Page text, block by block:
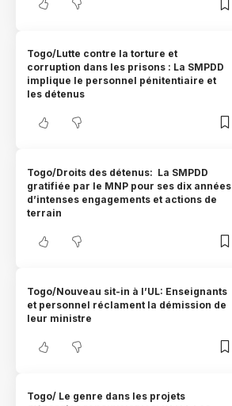
Togo/Lutte contre la torture et
corruption dans les prisons : La SMPDD
implique le personnel pénitentiaire et
les détenus
Togo/Droits des détenus: La SMPDD
gratifiée par le MNP pour ses dix années
d’intenses engagements et actions de
terrain
Togo/Nouveau sit-in à l’UL: Enseignants
et personnel réclament la démission de
leur ministre
Togo/ Le genre dans les projets